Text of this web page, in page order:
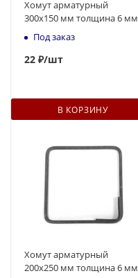
Хомут арматурный
300х150 мм толщина 6 мм
Под заказ
22 ₽/шт
В КОРЗИНУ
Хомут арматурный
200х250 мм толщина 6 мм